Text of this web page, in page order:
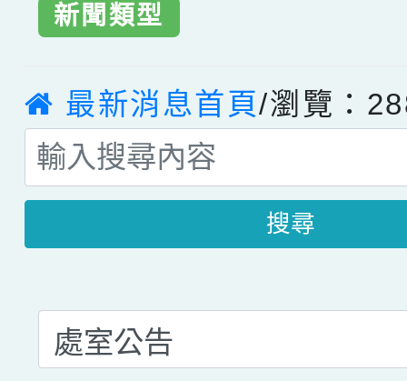
新聞類型
最新消息首頁/瀏覽：
搜尋